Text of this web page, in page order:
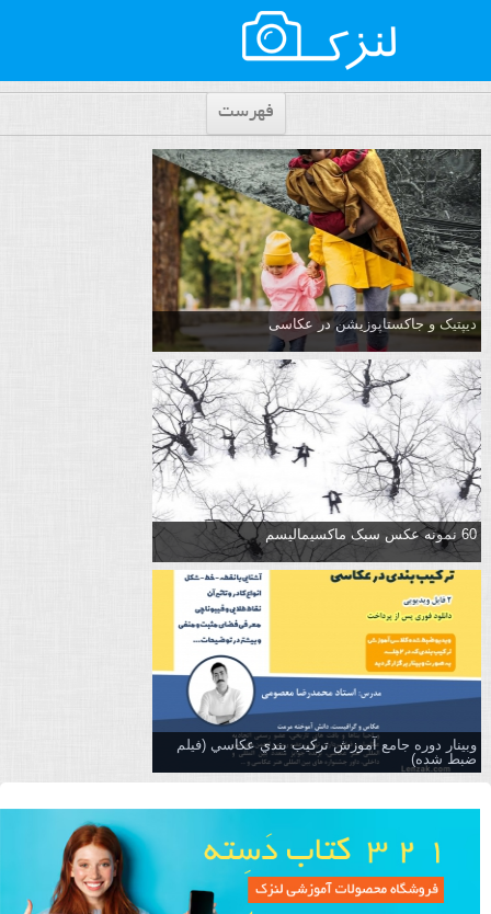
فهرست
دیپتیک و جاکستا‌پوزیشن در عکاسی
60 نمونه عکس سبک ماکسیمالیسم
وبینار دوره جامع آموزش تركيب بندي عكاسي (فیلم
ضبط شده)